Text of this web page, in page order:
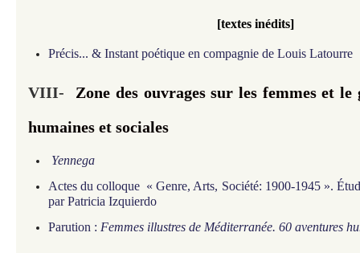
[textes inédits]
Précis... & Instant poétique en compagnie de Louis Latourre
VIII- Zone des ouvrages sur les femmes et le
humaines et sociales
Yennega
Actes du colloque « Genre, Arts, Société: 1900-1945 ».
par Patricia Izquierdo
Parution : Femmes illustres de Méditerranée. 60 aventures